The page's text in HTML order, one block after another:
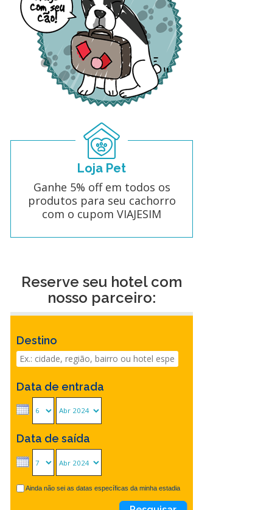
Loja Pet
Ganhe 5% off em todos os
produtos para seu cachorro
com o cupom VIAJESIM
Reserve seu hotel com
nosso parceiro:
Destino
Data de entrada
Data de saída
Ainda não sei as datas específicas da minha estadia